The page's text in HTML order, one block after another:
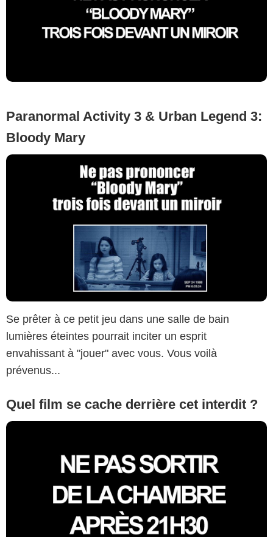
Paranormal Activity 3 & Urban Legend 3:
Bloody Mary
Se prêter à ce petit jeu dans une salle de bain
lumières éteintes pourrait inciter un esprit
envahissant à "jouer" avec vous. Vous voilà
prévenus...
Quel film se cache derrière cet interdit ?